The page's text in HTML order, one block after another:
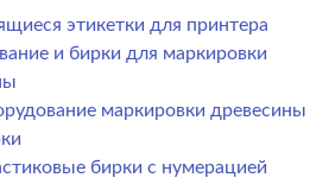
этикетки для принтера
и бирки для маркировки
маркировки древесины
бирки с нумерацией